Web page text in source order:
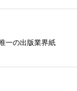
一の出版業界紙